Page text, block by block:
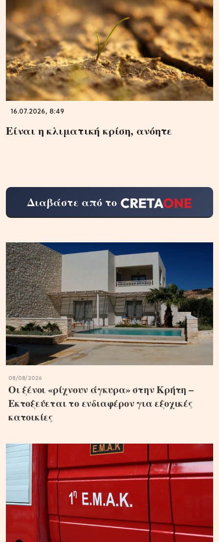
16.07.2026, 8:49
Είναι η κλιματική κρίση, ανόητε
Διαβάστε από το
08/08/2026
Οι ξένοι «ρίχνουν άγκυρα» στην Κρήτη –
Εκτοξεύεται το ενδιαφέρον για εξοχικές
κατοικίες